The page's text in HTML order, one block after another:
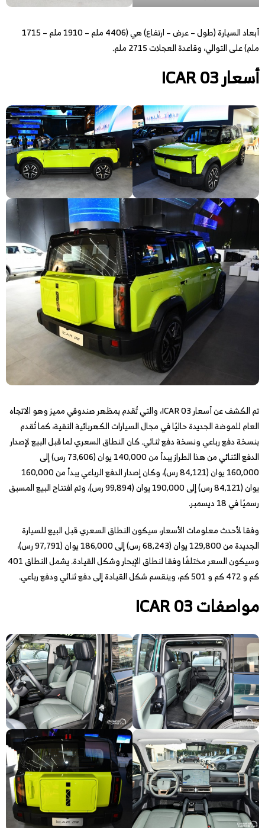
أبعاد السيارة (طول – عرض – ارتفاع) هي (4406 ملم – 1910 ملم – 1715
ملم) على التوالي، وقاعدة العجلات 2715 ملم.
أسعار ICAR 03
تم الكشف عن أسعار ICAR 03، والتي تُقدم بمظهر صندوقي مميز وهو الاتجاه
العام للموضة الجديدة حاليًا في مجال السيارات الكهربائية النقية، كما تُقدم
بنسخة دفع رباعي ونسخة دفع ثنائي. كان النطاق السعري لما قبل البيع لإصدار
الدفع الثنائي من هذا الطراز يبدأ من 140,000 يوان (73,606 رس) إلى
160,000 يوان (84,121 رس)، وكان إصدار الدفع الرباعي يبدأ من 160,000
يوان (84,121 رس) إلى 190,000 يوان (99,894 رس)، وتم افتتاح البيع المسبق
رسميًا في 18 ديسمبر.
وفقا لأحدث معلومات الأسعار، سيكون النطاق السعري قبل البيع للسيارة
الجديدة من 129,800 يوان (68,243 رس) إلى 186,000 يوان (97,791 رس)،
وسيكون السعر مختلفًا وفقا لنطاق الإبحار وشكل القيادة. يشمل النطاق 401
كم و 472 كم و 501 كم، وينقسم شكل القيادة إلى دفع ثنائي ودفع رباعي.
مواصفات ICAR 03